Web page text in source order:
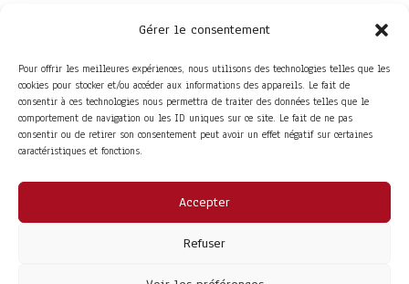
Gérer le consentement
Pour offrir les meilleures expériences, nous utilisons des technologies telles que les
cookies pour stocker et/ou accéder aux informations des appareils. Le fait de
consentir à ces technologies nous permettra de traiter des données telles que le
comportement de navigation ou les ID uniques sur ce site. Le fait de ne pas
consentir ou de retirer son consentement peut avoir un effet négatif sur certaines
caractéristiques et fonctions.
Accepter
Refuser
ACCÈS RAPIDE
La Trompe
Actualités Boutique
Espace adhérent
Conditions Générales de Vente
Politique de Confidentialité